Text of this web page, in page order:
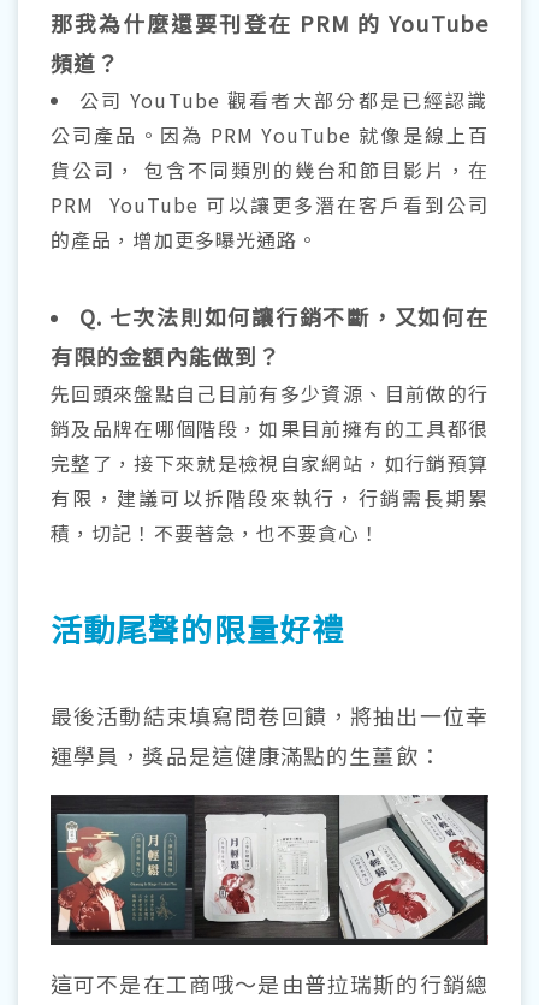
那我為什麼還要刊登在 PRM 的 YouTube
頻道？
公司 YouTube 觀看者大部分都是已經認識
公司產品。因為 PRM YouTube 就像是線上百
貨公司， 包含不同類別的幾台和節目影片，在
PRM YouTube 可以讓更多潛在客戶看到公司
的產品，增加更多曝光通路。
Q. 七次法則如何讓行銷不斷，又如何在
有限的金額內能做到？
先回頭來盤點自己目前有多少資源、目前做的行
銷及品牌在哪個階段，如果目前擁有的工具都很
完整了，接下來就是檢視自家網站，如行銷預算
有限，建議可以拆階段來執行，行銷需長期累
積，切記！不要著急，也不要貪心！
活動尾聲的限量好禮
最後活動結束填寫問卷回饋，將抽出一位幸
運學員，獎品是這健康滿點的生薑飲：
這可不是在工商哦～是由普拉瑞斯的行銷總